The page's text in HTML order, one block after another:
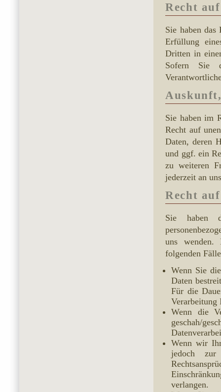
Recht
Sie haben
Erfüllung
Dritten in
Sofern Sie
Sie haben im
Recht auf
Daten, deren
und ggf. ein
zu weiteren
jederzeit an
Recht
Sie haben
uns wenden.
folgenden
Wenn Sie
Daten
Für die
Verarbeitung
Wenn die
geschah/
Wenn wir
jedoch zur
verlangen.